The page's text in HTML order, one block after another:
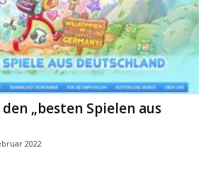
„besten Spielen aus
2022